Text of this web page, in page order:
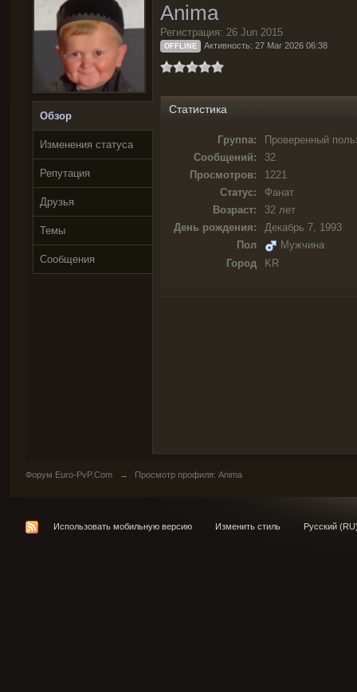
Обзор
Изменения статуса
Репутация
Друзья
Темы
Сообщения
Anima
Регистрация: 26 Jun 2015
OFFLINE Активность: 27 Mar 2026 06:38
Статистика
Группа:
Проверенный
Сообщений:
32
Просмотров:
1221
Статус:
Фанат
Возраст:
32 лет
День рождения:
Декабрь 7, 1993
Пол
Мужчина
Город
KR
Форум Euro-PvP.Com → Просмотр профиля: Anima
Использовать мобильную версию Изменить стиль Русский